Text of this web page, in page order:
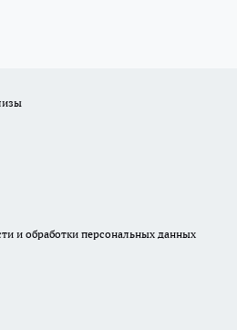
и обработки персональных данных